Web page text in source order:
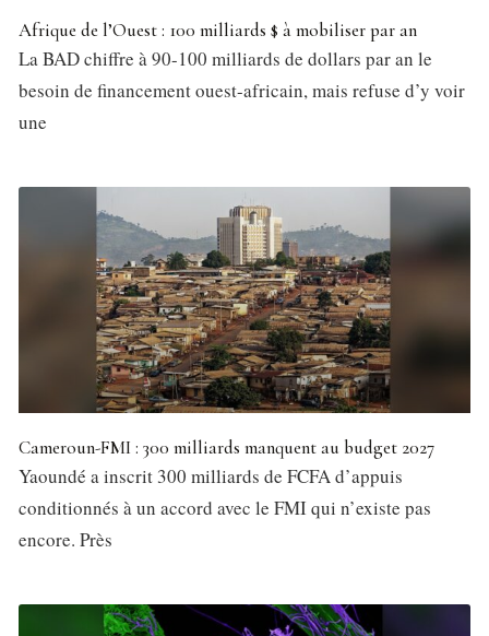
Afrique de l’Ouest : 100 milliards $ à mobiliser par an
La BAD chiffre à 90-100 milliards de dollars par an le
besoin de financement ouest-africain, mais refuse d’y voir
une
Cameroun-FMI : 300 milliards manquent au budget 2027
Yaoundé a inscrit 300 milliards de FCFA d’appuis
conditionnés à un accord avec le FMI qui n’existe pas
encore. Près